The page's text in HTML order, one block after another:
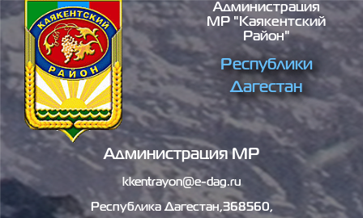
Перейти к основному содержаниюАдминистрация
МР "Каякентский
Район"
Республики
Дагестан
Администрация МР
kkentrayon@e-dag.ru
Республика Дагестан,368560,